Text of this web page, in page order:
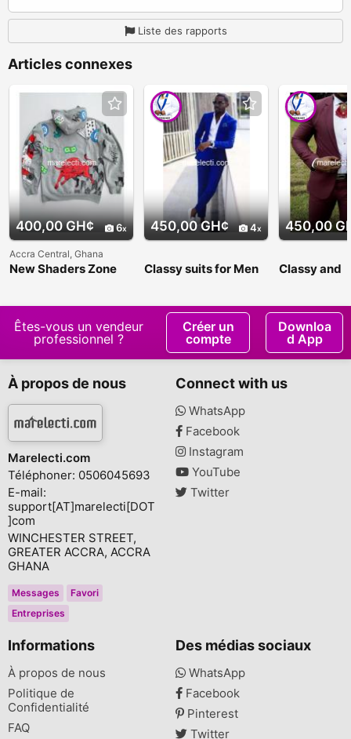
Liste des rapports
Articles connexes
400,00 GH¢ 6
Accra Central, Ghana
New Shaders Zone
450,00 GH¢ 4
Classy suits for Men
450,00
Classy and
Êtes-vous un vendeur
professionnel ?
Créer un
compte
Downloa
d App
À propos de nous
Marelecti.com
Téléphoner: 0506045693
E-mail:
support[AT]marelecti[DOT
]com
WINCHESTER STREET,
GREATER ACCRA, ACCRA
GHANA
Messages
Favori
Entreprises
Connect with us
WhatsApp
Facebook
Instagram
YouTube
Twitter
Informations
À propos de nous
Politique de
Confidentialité
FAQ
Des médias sociaux
WhatsApp
Facebook
Pinterest
Twitter